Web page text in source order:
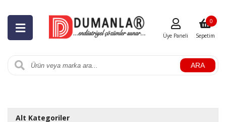
ARA
Üye Paneli Sepetim
0
Alt Kategoriler